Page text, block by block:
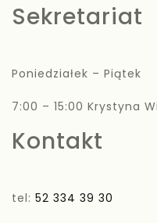
Sekretariat
Poniedziałek – Piątek
7:00 – 15:00 Krystyna
Kontakt
tel: 52 334 39 30